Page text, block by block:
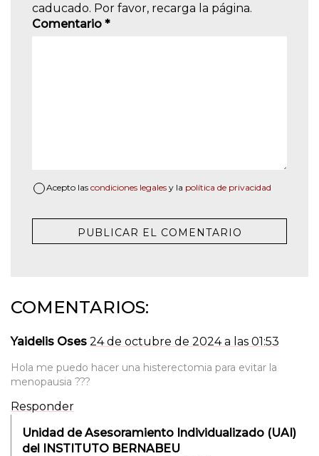
caducado. Por favor, recarga la página.
Comentario *
Acepto las condiciones legales y la política de privacidad
COMENTARIOS:
Yaidelis Oses 24 de octubre de 2024 a las 01:53
Hola me puedo hacer una histerectomia para evitar la
menopausia ???
Responder
Unidad de Asesoramiento Individualizado (UAI)
del INSTITUTO BERNABEU